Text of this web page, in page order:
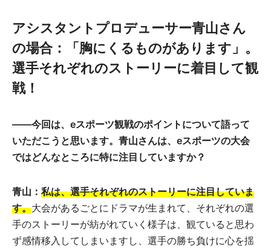
アシスタントプロデューサー青山さん
の場合：「胸にくるものがあります」。
選手それぞれのストーリーに着目して観
戦！
――今回は、eスポーツ観戦のポイントについて語って
いただこうと思います。青山さんは、eスポーツの大会
ではどんなところに特に注目していますか？
青山： 私は、選手それぞれのストーリーに注目していま
す。大会があるごとにドラマが生まれて、それぞれの選
手のストーリーが紡がれていく様子は、観ていると思わ
ず感情移入してしまいますし、選手の勝ち負けに心を揺